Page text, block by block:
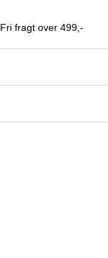
Fri fragt over 499,-